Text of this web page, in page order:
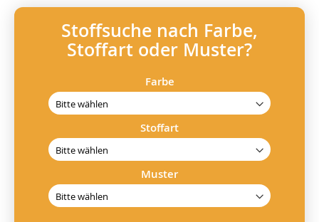
Stoffsuche nach Farbe,
Stoffart oder Muster?
Farbe
Stoffart
Muster